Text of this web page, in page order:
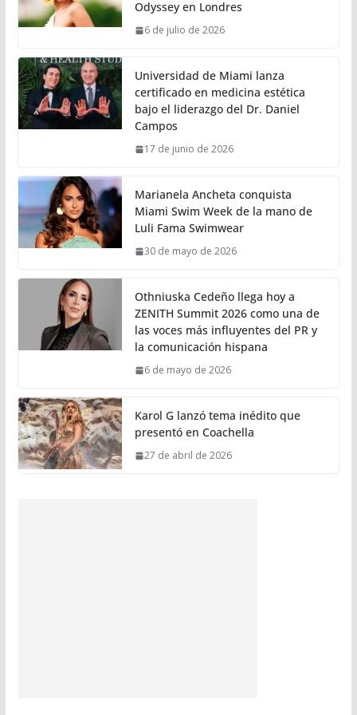
Odyssey en Londres
6 de julio de 2026
Universidad de Miami lanza
certificado en medicina estética
bajo el liderazgo del Dr. Daniel
Campos
17 de junio de 2026
Marianela Ancheta conquista
Miami Swim Week de la mano de
Luli Fama Swimwear
30 de mayo de 2026
Othniuska Cedeño llega hoy a
ZENITH Summit 2026 como una de
las voces más influyentes del PR y
la comunicación hispana
6 de mayo de 2026
Karol G lanzó tema inédito que
presentó en Coachella
27 de abril de 2026